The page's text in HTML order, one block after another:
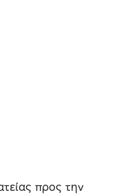
προς την